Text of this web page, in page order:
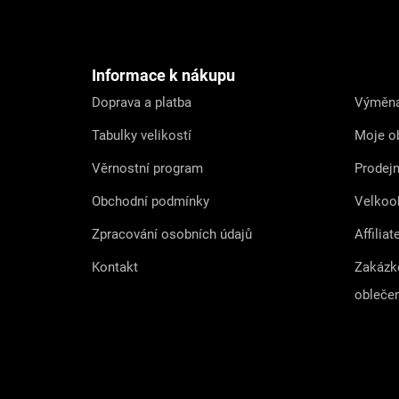
Informace k nákupu
Doprava a platba
Tabulky velikostí
Věrnostní program
Obchodní podmínky
Zpracování osobních údajů
Kontakt
Moje